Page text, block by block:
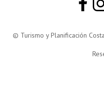
© Turismo y Planificación